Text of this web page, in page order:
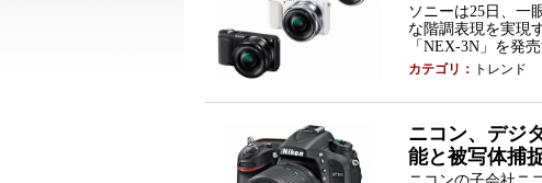
ソニーは25日、一
な階調表現を実現
「NEX-3N」を発
カテゴリ： トレンド
ニコン、デジ
能と被写体捕